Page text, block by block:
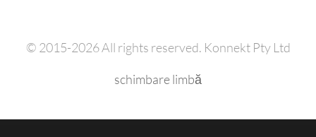
© 2015-2026 All rights reserved. Konnekt Pty Ltd
schimbare limbă